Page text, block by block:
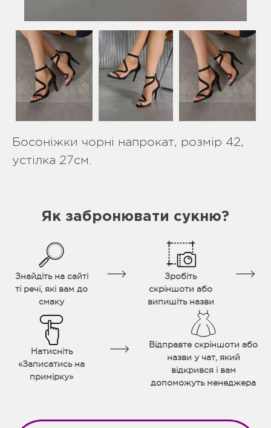
Босоніжки чорні напрокат, розмір 42,
устілка 27см.
Як забронювати сукню?
Знайдіть на сайті
ті речі, які вам до
смаку
Зробіть
скріншоти або
випишіть назви
Натисніть
«Записатись на
примірку»
Відправте скріншоти або
назви у чат, який
відкрився і вам
допоможуть менеджера